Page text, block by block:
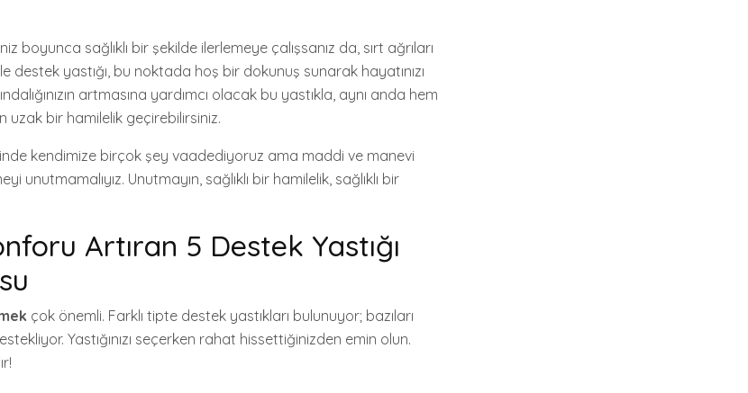
boyunca sağlıklı bir şekilde ilerlemeye çalışsanız da, sırt ağrıları
destek yastığı, bu noktada hoş bir dokunuş sunarak hayatınızı
artmasına yardımcı olacak bu yastıkla, aynı anda hem
uzak bir hamilelik geçirebilirsiniz.
kendimize birçok şey vaadediyoruz ama maddi ve manevi
unutmamalıyız. Unutmayın, sağlıklı bir hamilelik, sağlıklı bir
Artıran 5 Destek Yastığı
çok önemli. Farklı tipte destek yastıkları bulunuyor; bazıları
Yastığınızı seçerken rahat hissettiğinizden emin olun.